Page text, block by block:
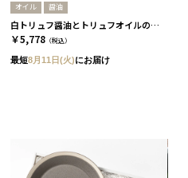
オイル 醤油
白トリュフ醤油とトリュフオイルのセット［FRESH TRUFFLE JAPAN］
￥5,778 （税込）
最短8月11日(火)にお届け